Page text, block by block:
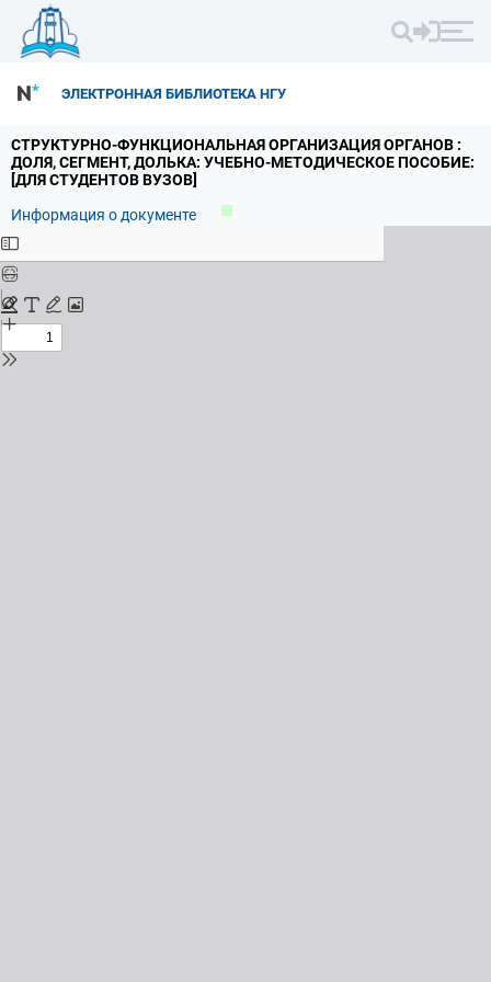
ЭЛЕКТРОННАЯ БИБЛИОТЕКА НГУ
СТРУКТУРНО-ФУНКЦИОНАЛЬНАЯ ОРГАНИЗАЦИЯ ОРГАНОВ :
ДОЛЯ,СЕГМЕНТ,ДОЛЬКА: УЧЕБНО-МЕТОДИЧЕСКОЕ ПОСОБИЕ:
[ДЛЯ СТУДЕНТОВ ВУЗОВ]
Информация о документе